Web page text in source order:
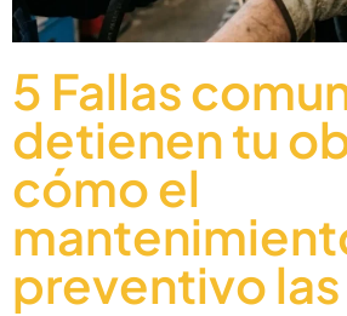
5 Fallas
detienen tu
cómo el
preventivo